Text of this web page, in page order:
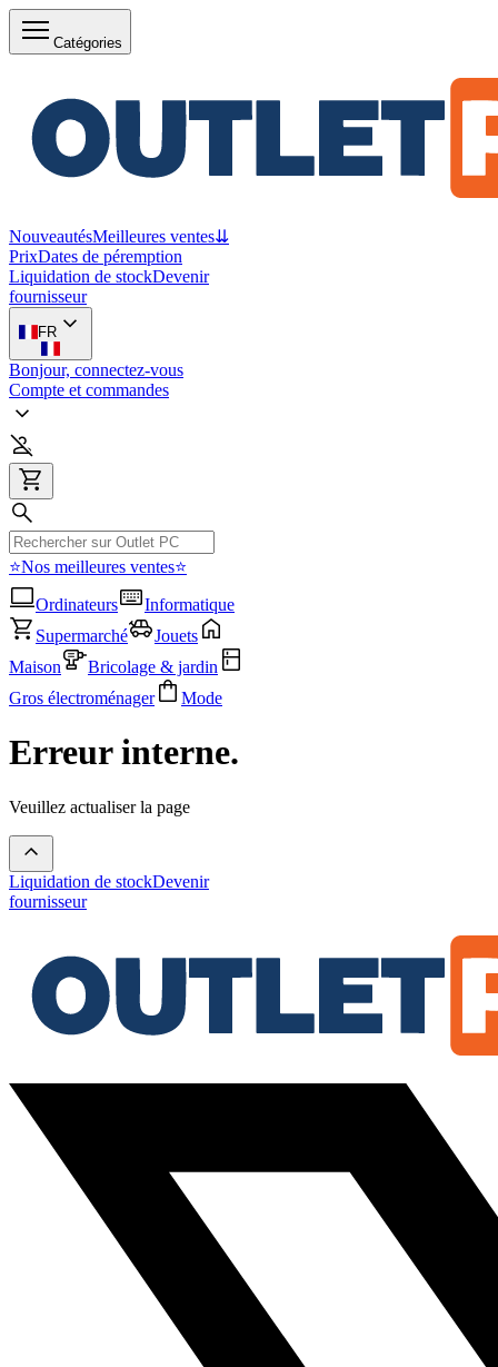
Catégories
NouveautésMeilleures ventes⇊
PrixDates de péremption
Liquidation de stockDevenir
fournisseur
FR
Bonjour, connectez-vous
Compte et commandes
⭐Nos meilleures ventes⭐
Ordinateurs
Informatique
Supermarché
Jouets
Maison
Bricolage & jardin
Gros électroménager
Mode
Erreur interne.
Veuillez actualiser la page
Liquidation de stockDevenir
fournisseur